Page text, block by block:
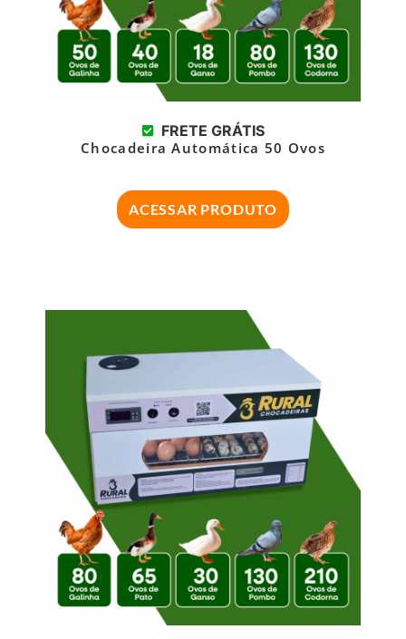
FRETE GRÁTIS
Chocadeira Automática 50 Ovos
ACESSAR PRODUTO